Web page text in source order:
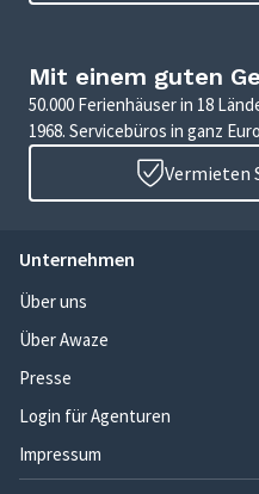
Mit einem guten
50.000 Ferienhäuser in 18
1968. Servicebüros in ganz
Vermieten
Unternehmen
Über uns
Über Awaze
Presse
Login für Agenturen
Impressum